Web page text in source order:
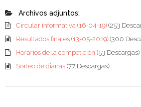
Archivos adjuntos:
Circular informativa (16-04-19) (253
Resultados finales (13-05-2019) (300
Horarios de la competición (53 Descargas)
Sorteo de dianas (77 Descargas)